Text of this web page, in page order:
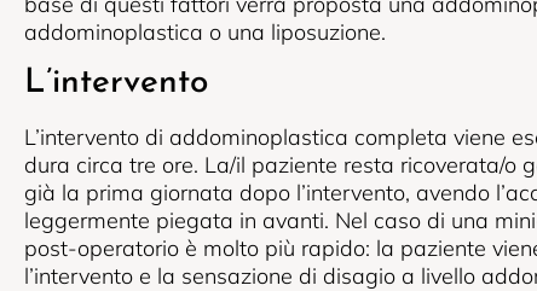
addominoplastica o una liposuzione.
L’intervento
L’intervento di addominoplastica completa viene
dura circa tre ore. La/il paziente resta ricoverata/o
già la prima giornata dopo l’intervento, avendo
leggermente piegata in avanti. Nel caso di una
post-operatorio è molto più rapido: la paziente
l’intervento e la sensazione di disagio a livello